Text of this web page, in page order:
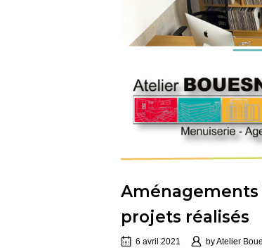
Aménagements
projets réalisés
6 avril 2021 byAtelier